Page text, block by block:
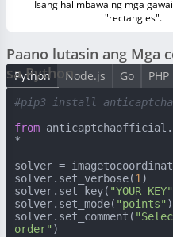
Isang halimbawa ng mga
"rectangles".
Python Node.js Go PHP
Paano lutasin ang Mga
sa Python
#pip3 install
from
*
solver =
solver.set_verbose(1 )
solver.set_key( "YOUR_KEY"
solver.set_mode( "points" )
solver.set_comment(
order" )